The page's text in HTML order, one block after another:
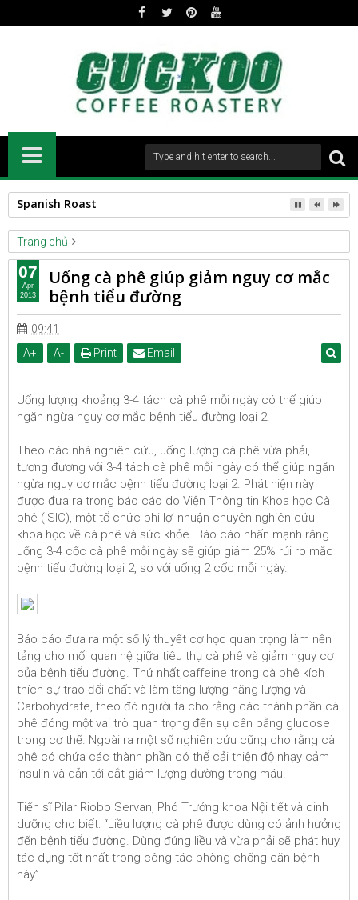
Spanish Roast
Trang chủ
Unlabelled
Uống cà phê giúp giảm nguy cơ mắc bệnh tiểu đường
Uống cà phê giúp giảm nguy cơ mắc
bệnh tiểu đường
09:41
A+ A- Print Email
Uống lượng khoảng 3-4 tách cà phê mỗi ngày có thể giúp
ngăn ngừa nguy cơ mắc bệnh tiểu đường loại 2.
Theo các nhà nghiên cứu, uống lượng cà phê vừa phải,
tương đương với 3-4 tách cà phê mỗi ngày có thể giúp ngăn
ngừa nguy cơ mắc bệnh tiểu đường loại 2. Phát hiện này
được đưa ra trong báo cáo do Viện Thông tin Khoa học Cà
phê (ISIC), một tổ chức phi lợi nhuận chuyên nghiên cứu
khoa học về cà phê và sức khỏe. Báo cáo nhấn mạnh rằng
uống 3-4 cốc cà phê mỗi ngày sẽ giúp giảm 25% rủi ro mắc
bệnh tiểu đường loại 2, so với uống 2 cốc mỗi ngày.
Báo cáo đưa ra một số lý thuyết cơ học quan trọng làm nền
tảng cho mối quan hệ giữa tiêu thụ cà phê và giảm nguy cơ
của bệnh tiểu đường. Thứ nhất,caffeine trong cà phê kích
thích sự trao đổi chất và làm tăng lượng năng lượng và
Carbohydrate, theo đó người ta cho rằng các thành phần cà
phê đóng một vai trò quan trọng đến sự cân bằng glucose
trong cơ thể. Ngoài ra một số nghiên cứu cũng cho rằng cà
phê có chứa các thành phần có thể cải thiện độ nhạy cảm
insulin và dẫn tới cắt giảm lượng đường trong máu.
Tiến sĩ Pilar Riobo Servan, Phó Trưởng khoa Nội tiết và dinh
dưỡng cho biết: “Liều lượng cà phê được dùng có ảnh hưởng
đến bệnh tiểu đường. Dùng đúng liều và vừa phải sẽ phát huy
tác dụng tốt nhất trong công tác phòng chống căn bệnh
này”.
07
Apr
2013